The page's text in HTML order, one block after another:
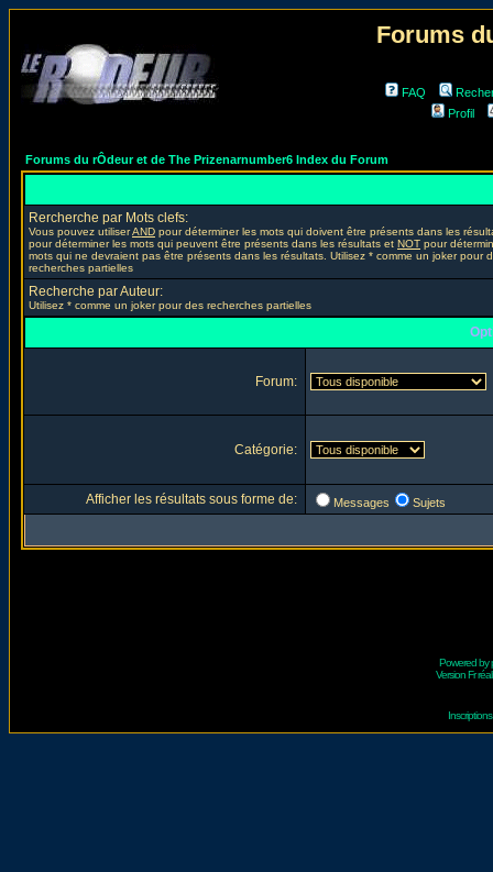
Forums
FAQ
Profil
Forums du rÔdeur et de The Prizenarnumber6 Index du Forum
Rercherche par Mots clefs:
Vous pouvez utiliserAND pour déterminer les mots qui doivent être présents dans les
pour déterminer les mots qui peuvent être présents dans les résultats et NOT pour
mots qui ne devraient pas être présents dans les résultats. Utilisez * comme un joker pour
recherches partielles
Recherche par Auteur:
Utilisez * comme un joker pour des recherches partielles
Forum:
Catégorie:
Afficher les résultats sous forme de: Messages Sujets
Powered by
Version Fr